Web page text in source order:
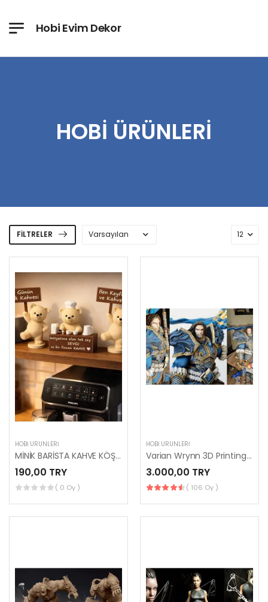
Hobi Evim Dekor
HOBI ÜRÜNLERI
FILTRELER
HOBI ÜRÜNLERI
MİNİK BARİSTA KAHVE KÖŞESİ 3'LÜ SET BİBLO AYICIK
190,00 TRY
( 0 Oy )
HOBI ÜRÜNLERI
Varian Wrynn 3D Printing Figurine
3.000,00 TRY
( 106 Oy )